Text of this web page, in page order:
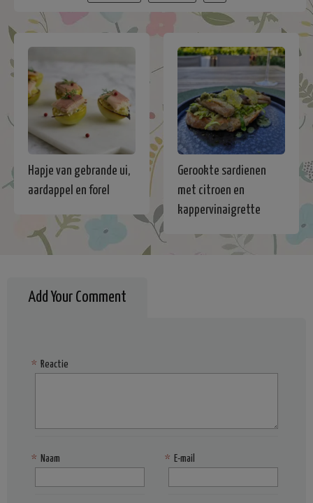
Hapje van gebrande ui,
aardappel en forel
Gerookte sardienen
met citroen en
kappervinaigrette
Add Your Comment
Reactie
*
Naam
* E-mail
*